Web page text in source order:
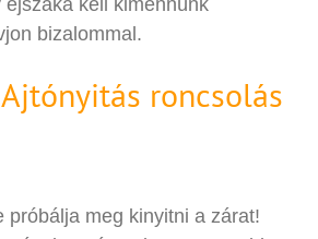
bizalommal.
roncsolás
próbálja meg kinyitni a zárat!